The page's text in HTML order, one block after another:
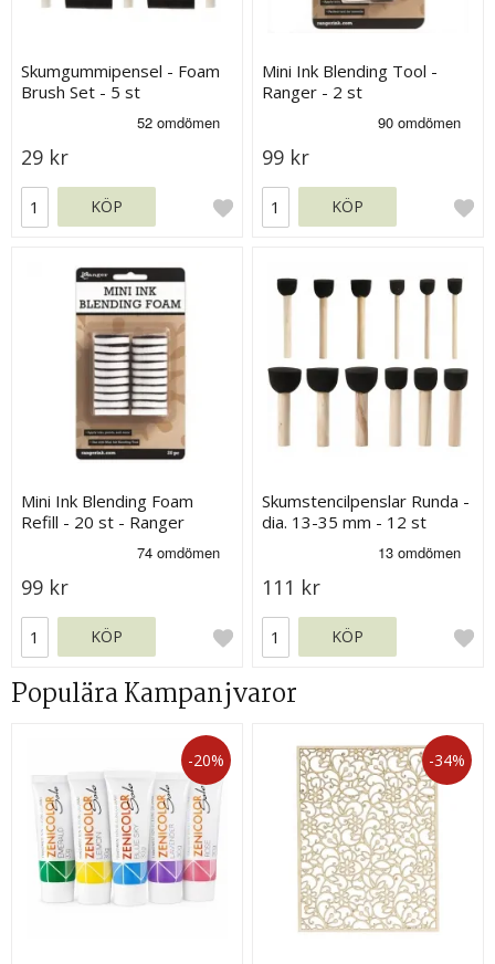
Skumgummipensel - Foam
Brush Set - 5 st
29 kr
KÖP
Mini Ink Blending Tool -
Ranger - 2 st
99 kr
KÖP
Mini Ink Blending Foam
Refill - 20 st - Ranger
99 kr
KÖP
Skumstencilpenslar Runda -
dia. 13-35 mm - 12 st
111 kr
KÖP
Populära Kampanjvaror
-20% -34%